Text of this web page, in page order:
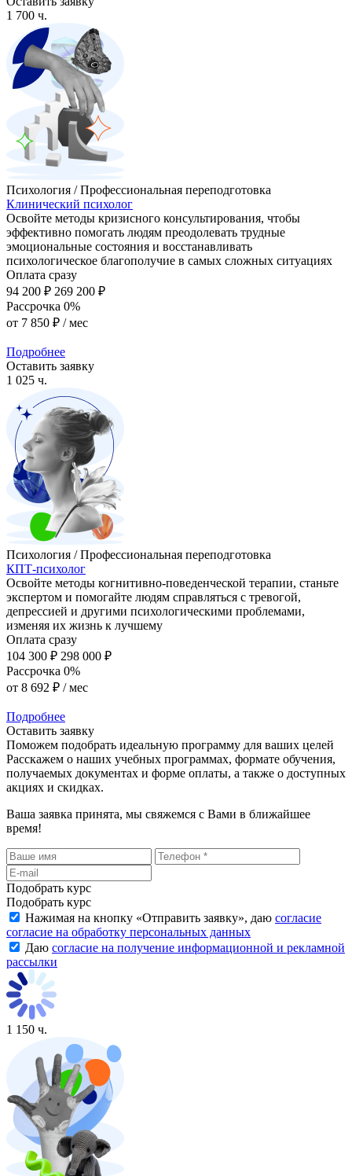
1 700 ч.
Психология / Профессиональная переподготовка
Клинический психолог
Освойте методы кризисного консультирования, чтобы
эффективно помогать людям преодолевать трудные
эмоциональные состояния и восстанавливать
психологическое благополучие в самых сложных ситуациях
Оплата сразу
94 200 ₽ 269 200 ₽
Рассрочка 0%
от 7 850 ₽ / мес
Подробнее
Оставить заявку
1 025 ч.
Психология / Профессиональная переподготовка
КПТ-психолог
Освойте методы когнитивно-поведенческой терапии, станьте
экспертом и помогайте людям справляться с тревогой,
депрессией и другими психологическими проблемами,
изменяя их жизнь к лучшему
Оплата сразу
104 300 ₽ 298 000 ₽
Рассрочка 0%
от 8 692 ₽ / мес
Подробнее
Оставить заявку
Поможем подобрать идеальную программу для ваших целей
Расскажем о наших учебных программах, формате обучения,
получаемых документах и форме оплаты, а также о доступных
акциях и скидках.
Ваша заявка принята, мы свяжемся с Вами в ближайшее
время!
Подобрать курс
Подобрать курс
Нажимая на кнопку «Отправить заявку», даю согласие
согласие на обработку персональных данных
Даю согласие на получение информационной и рекламной
рассылки
1 150 ч.